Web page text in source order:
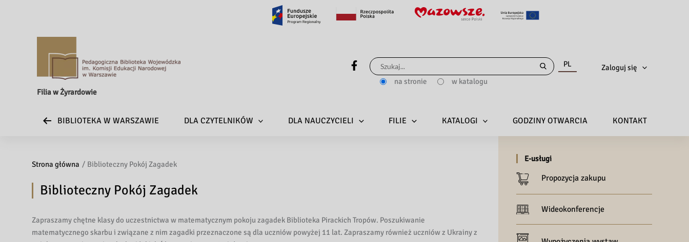
Filia w Żyrardowie
Szukaj
dla:
na stronie w katalogu
PL Zaloguj się
BIBLIOTEKA W WARSZAWIE DLA CZYTELNIKÓW DLA NAUCZYCIELI FILIE KATALOGI GODZINY OTWARCIA KONTAKT
Strona główna Biblioteczny Pokój Zagadek
Biblioteczny Pokój Zagadek
Zapraszamy chętne klasy do uczestnictwa w matematycznym pokoju zagadek Biblioteka Pirackich Tropów. Poszukiwanie
matematycznego skarbu i związane z nim zagadki przeznaczone są dla uczniów powyżej 11 lat. Zapraszamy również uczniów z Ukrainy z
E-usługi
Propozycja zakupu
Wideokonferencje